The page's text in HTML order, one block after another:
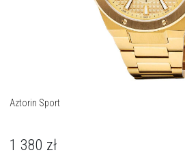
Aztorin Sport
1 380 zł